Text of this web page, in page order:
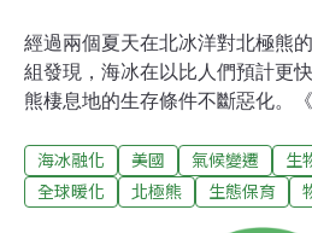
經過兩個夏天在北冰洋對北極熊
組發現，海冰在以比人們預計更
熊棲息地的生存條件不斷惡化。
有標誌性的掠食者將面臨滅頂之
捕獵平台。然而這種棲息地的變
海冰融化 美國 氣候變遷 生
全球暖化
北極熊 生態保育